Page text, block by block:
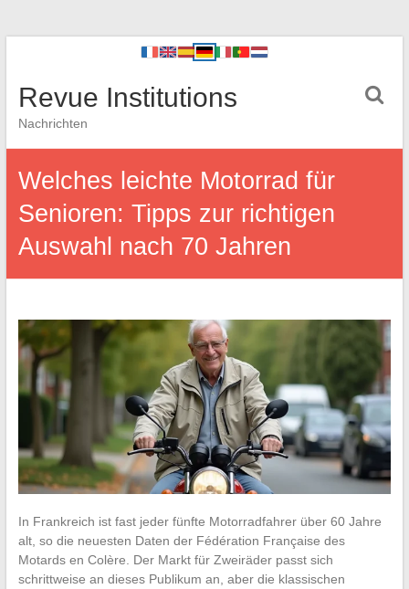
Revue Institutions
Nachrichten
Welches leichte Motorrad für
Senioren: Tipps zur richtigen
Auswahl nach 70 Jahren
In Frankreich ist fast jeder fünfte Motorradfahrer über 60 Jahre
alt, so die neuesten Daten der Fédération Française des
Motards en Colère. Der Markt für Zweiräder passt sich
schrittweise an dieses Publikum an, aber die klassischen